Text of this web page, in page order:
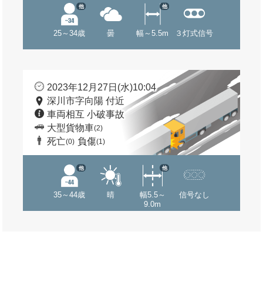
25～34歳
他
曇 幅～5.5m
他
３灯式信号
2023年12月27日(水)10:04
深川市字向陽 付近
車両相互 小破事故
大型貨物車(2)
死亡(0) 負傷(1)
35～44歳
他
晴
幅5.5～
9.0m
他
信号なし